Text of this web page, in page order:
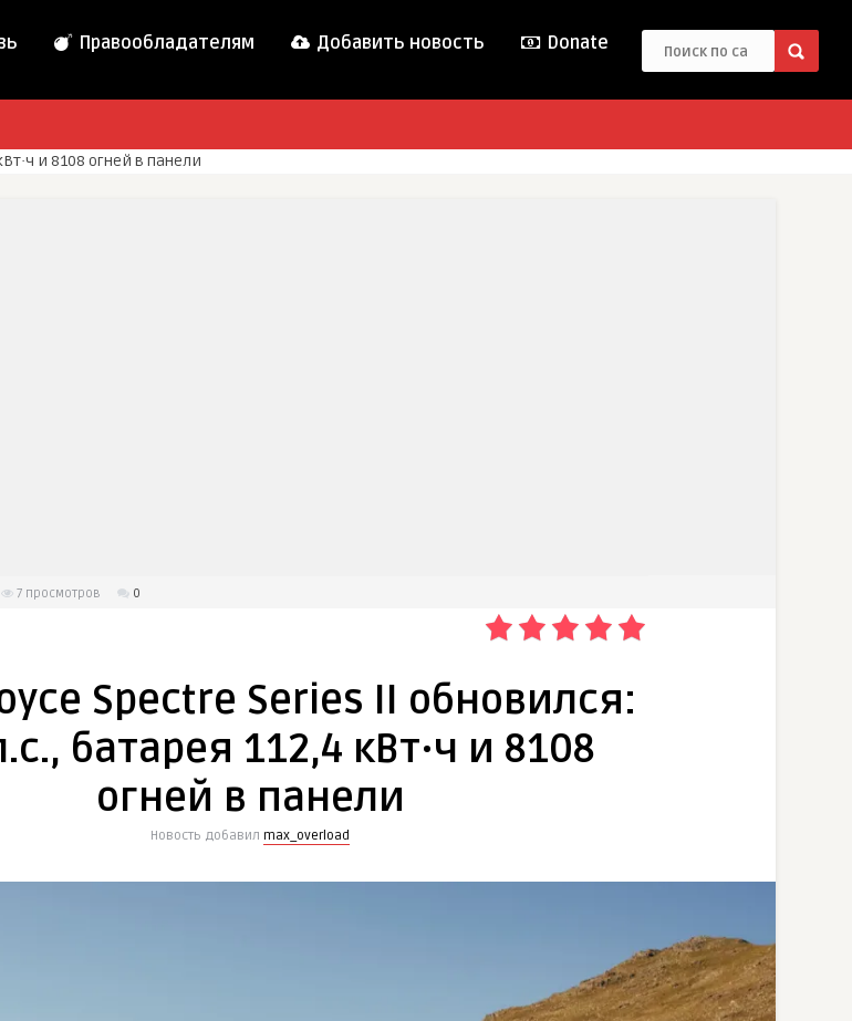
Правообладателям Добавить новость Donate
и 8108 огней в панели
7 просмотров 0
Spectre Series II обновился:
батарея 112,4 кВт·ч и 8108
огней в панели
Новость добавил max_overload